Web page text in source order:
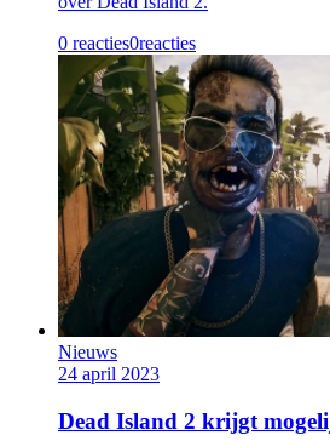
0 reacties0reacties
Nieuws
24 april 2023
Dead Island 2 krijgt